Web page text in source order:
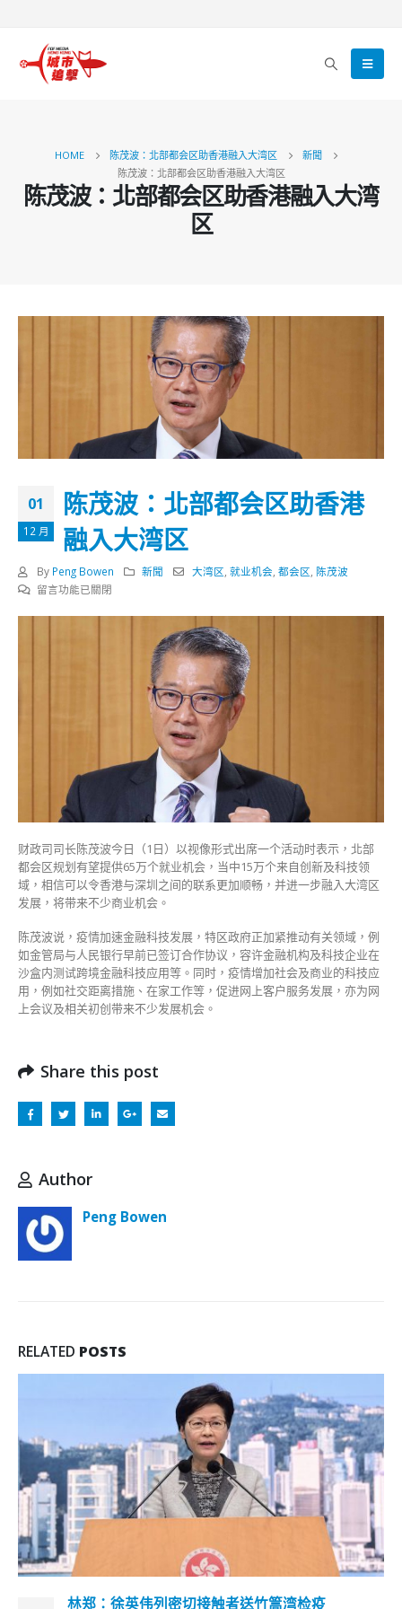
HOME 陈茂波：北部都会区助香港融入大湾区
新聞
陈茂波：北部都会区助香港融入大湾区
陈茂波：北部都会区助香港融入大湾
区
01
12 月
陈茂波：北部都会区助香港
融入大湾区
By Peng Bowen 新聞 大湾区,就业机会,都会区, 陈茂波
在
入
大
湾
区〉
中
留言功能已關閉
财政司司长陈茂波今日（1日）以视像形式出席一个活动时表示，北部
都会区规划有望提供65万个就业机会，当中15万个来自创新及科技领
域，相信可以令香港与深圳之间的联系更加顺畅，并进一步融入大湾区
发展，将带来不少商业机会。
陈茂波说，疫情加速金融科技发展，特区政府正加紧推动有关领域，例
如金管局与人民银行早前已签订合作协议，容许金融机构及科技企业在
沙盒内测试跨境金融科技应用等。同时，疫情增加社会及商业的科技应
用，例如社交距离措施、在家工作等，促进网上客户服务发展，亦为网
上会议及相关初创带来不少发展机会。
Share this post
Author
Peng Bowen
RELATED POSTS
林郑：徐英伟列密切接触者送竹篙湾检疫